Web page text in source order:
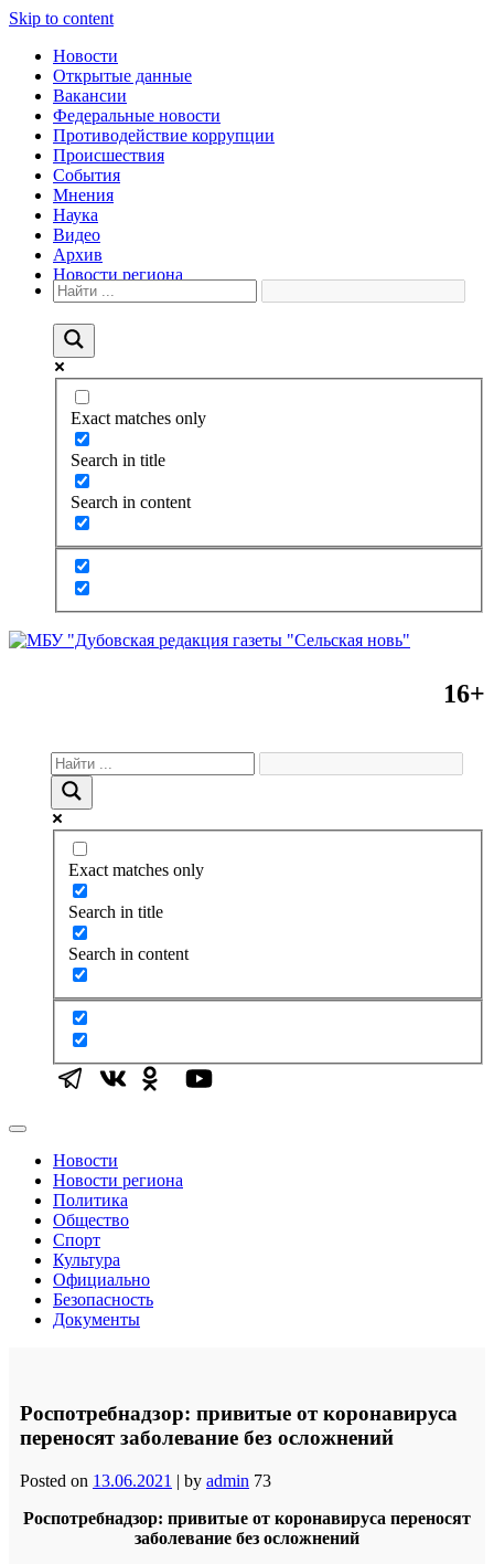
Skip to content
Новости
Открытые данные
Вакансии
Федеральные новости
Противодействие коррупции
Происшествия
События
Мнения
Наука
Видео
Архив
Новости региона
Exact matches only
Search in title
Search in content
16+
Exact matches only
Search in title
Search in content
Новости
Новости региона
Политика
Общество
Спорт
Культура
Официально
Безопасность
Документы
Роспотребнадзор: привитые от коронавируса
переносят заболевание без осложнений
Posted on 13.06.2021 | by admin 73
Роспотребнадзор: привитые от коронавируса переносят
заболевание без осложнений